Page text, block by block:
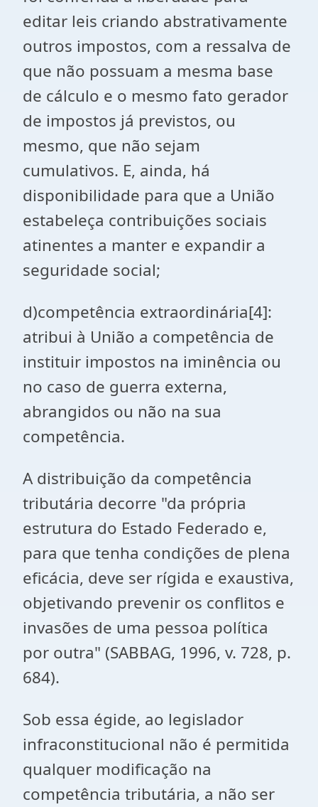
editar leis criando abstrativamente
outros impostos, com a ressalva de
que não possuam a mesma base
de cálculo e o mesmo fato gerador
de impostos já previstos, ou
mesmo, que não sejam
cumulativos. E, ainda, há
disponibilidade para que a União
estabeleça contribuições sociais
atinentes a manter e expandir a
seguridade social;
d)competência extraordinária[4]:
atribui à União a competência de
instituir impostos na iminência ou
no caso de guerra externa,
abrangidos ou não na sua
competência.
A distribuição da competência
tributária decorre "da própria
estrutura do Estado Federado e,
para que tenha condições de plena
eficácia, deve ser rígida e exaustiva,
objetivando prevenir os conflitos e
invasões de uma pessoa política
por outra" (SABBAG, 1996, v. 728, p.
684).
Sob essa égide, ao legislador
infraconstitucional não é permitida
qualquer modificação na
competência tributária, a não ser